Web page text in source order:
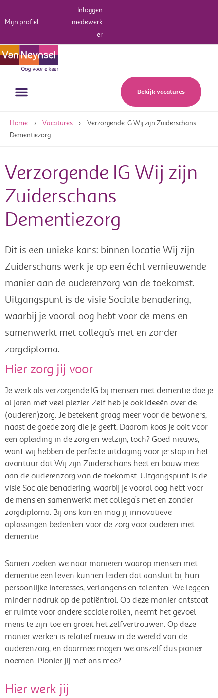
Mijn profiel
Inloggen
medewerk
er
Bekijk vacatures
Home › Vacatures ›
Verzorgende IG Wij zijn Zuiderschans
Dementiezorg
Verzorgende IG Wij zijn
Zuiderschans
Dementiezorg
Dit is een unieke kans: binnen locatie Wij zijn
Zuiderschans werk je op een écht vernieuwende
manier aan de ouderenzorg van de toekomst.
Uitgangspunt is de visie Sociale benadering,
waarbij je vooral oog hebt voor de mens en
samenwerkt met collega’s met en zonder
zorgdiploma.
Hier zorg jij voor
Je werk als verzorgende IG bij mensen met dementie doe je
al jaren met veel plezier. Zelf heb je ook ideeën over de
(ouderen)zorg. Je betekent graag meer voor de bewoners,
naast de goede zorg die je geeft. Daarom koos je ooit voor
een opleiding in de zorg en welzijn, toch? Goed nieuws,
want wij hebben de perfecte uitdaging voor je: stap in het
avontuur dat Wij zijn Zuiderschans heet en bouw mee
aan de ouderenzorg van de toekomst. Uitgangspunt is de
visie Sociale benadering, waarbij je vooral oog hebt voor
de mens en samenwerkt met collega’s met en zonder
zorgdiploma. Bij ons kan en mag jij innovatieve
oplossingen bedenken voor de zorg voor ouderen met
dementie.
Samen zoeken we naar manieren waarop mensen met
dementie een leven kunnen leiden dat aansluit bij hun
persoonlijke interesses, verlangens en talenten. We leggen
minder nadruk op de patiëntrol. Op deze manier ontstaat
er ruimte voor andere sociale rollen, neemt het gevoel
mens te zijn toe en groeit het zelfvertrouwen. Op deze
manier werken is relatief nieuw in de wereld van de
ouderenzorg, en daarmee mogen we onszelf dus pionier
noemen. Pionier jij met ons mee?
Hier werk jij